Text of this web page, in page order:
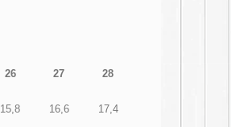
26 27 28
15,8 16,6 17,4